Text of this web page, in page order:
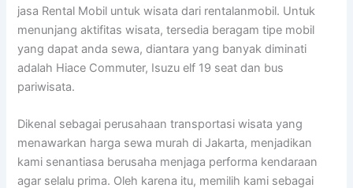
jasa Rental Mobil untuk wisata dari rentalanmobil. Untuk
menunjang aktifitas wisata, tersedia beragam tipe mobil
yang dapat anda sewa, diantara yang banyak diminati
adalah Hiace Commuter, Isuzu elf 19 seat dan bus
pariwisata.
Dikenal sebagai perusahaan transportasi wisata yang
menawarkan harga sewa murah di Jakarta, menjadikan
kami senantiasa berusaha menjaga performa kendaraan
agar selalu prima. Oleh karena itu, memilih kami sebagai